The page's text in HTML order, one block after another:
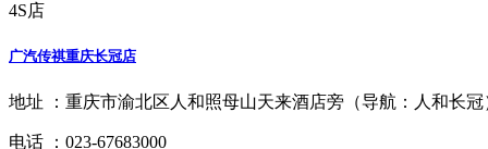
4S店
广汽传祺重庆长冠店
地址 ： 重庆市渝北区人和照母山天来酒店旁（导航：人和长冠
电话 ： 023-67683000